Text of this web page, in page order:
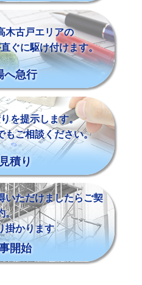
木古戸エリアの
ぐに駆け付けます。
へ急行
を提示します。
もご相談ください。
積り
いただけましたらご契
。
掛かります
開始